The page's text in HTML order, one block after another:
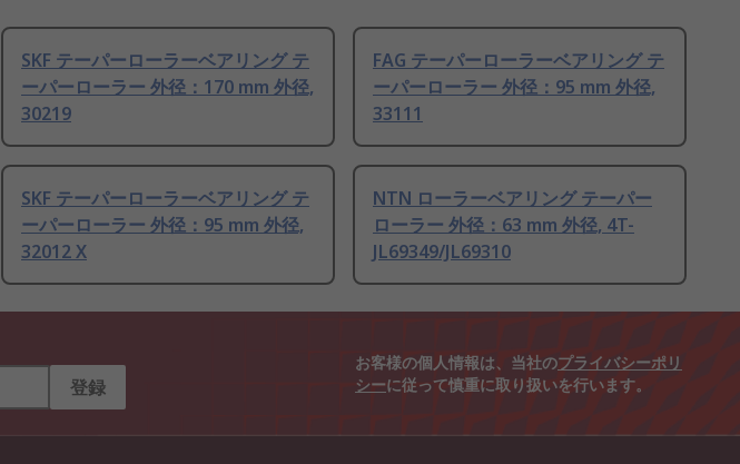
SKF テーパーローラーベアリング テ
ーパーローラー 外径：170 mm 外径,
30219
FAG テーパーローラーベアリング テ
ーパーローラー 外径：95 mm 外径,
33111
SKF テーパーローラーベアリング テ
ーパーローラー 外径：95 mm 外径,
32012 X
NTN ローラーベアリング テーパー
ローラー 外径：63 mm 外径, 4T-
JL69349/JL69310
登録
お客様の個人情報は、当社のプライバシーポリ
シーに従って慎重に取り扱いを行います。